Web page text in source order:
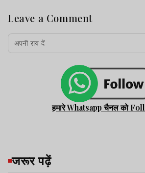
Leave a Comment
हमारे Whatsapp चैनल को
जरूर पढ़ें